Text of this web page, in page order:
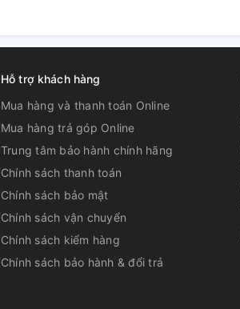
Hỗ trợ khách hàng
Mua hàng và thanh toán Online
Mua hàng trả góp Online
Trung tâm bảo hành chính hãng
Chính sách thanh toán
Chính sách bảo mật
Chính sách vận chuyển
Chính sách kiểm hàng
Chính sách bảo hành & đổi trả